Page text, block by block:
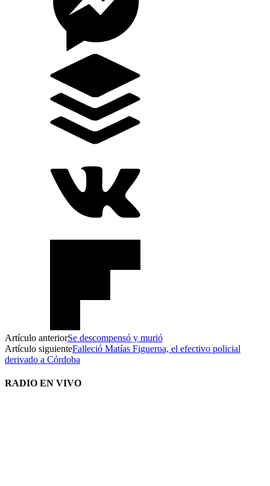
Artículo anteriorSe descompensó y murió
Artículo siguienteFalleció Matías Figueroa, el efectivo policial
derivado a Córdoba
RADIO EN VIVO